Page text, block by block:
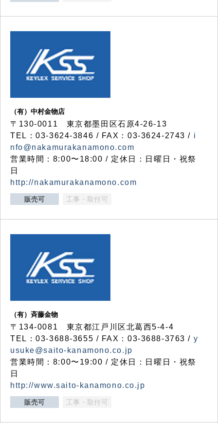
（有）中村金物店
〒130-0011 東京都墨田区石原4-26-13
TEL：03-3624-3846 / FAX：03-3624-2743 / i
nfo@nakamurakanamono.com
営業時間：8:00〜18:00 / 定休日：日曜日・祝祭
日
http://nakamurakanamono.com
販売可 工事・取付可
（有）斉藤金物
〒134-0081 東京都江戸川区北葛西5-4-4
TEL：03-3688-3655 / FAX：03-3688-3763 / y
usuke@saito-kanamono.co.jp
営業時間：8:00〜19:00 / 定休日：日曜日・祝祭
日
http://www.saito-kanamono.co.jp
販売可 工事・取付可